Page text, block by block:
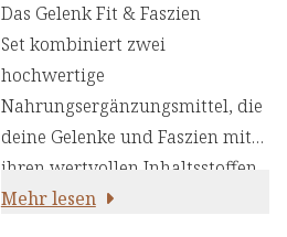
Das Gelenk Fit & Faszien
Set kombiniert zwei
hochwertige
Nahrungsergänzungsmittel, die
deine Gelenke und Faszien mit
ihren wertvollen Inhaltsstoffen
auf natürliche Weise
Mehr lesen